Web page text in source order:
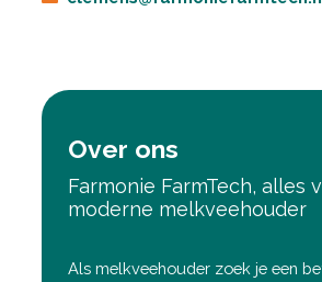
Over ons
Farmonie FarmTech, alles
moderne melkveehouder
Als melkveehouder zoek je een